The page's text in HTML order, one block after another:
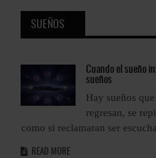
SUEÑOS
Cuando el sueño
sueños
Hay sueños
regresan, se
como si reclamaran ser
READ MORE